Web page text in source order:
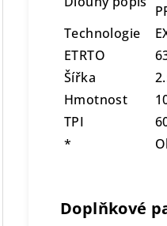
Technologie
ETRTO
Šířka
Hmotnost
TPI
*
Doplňkové